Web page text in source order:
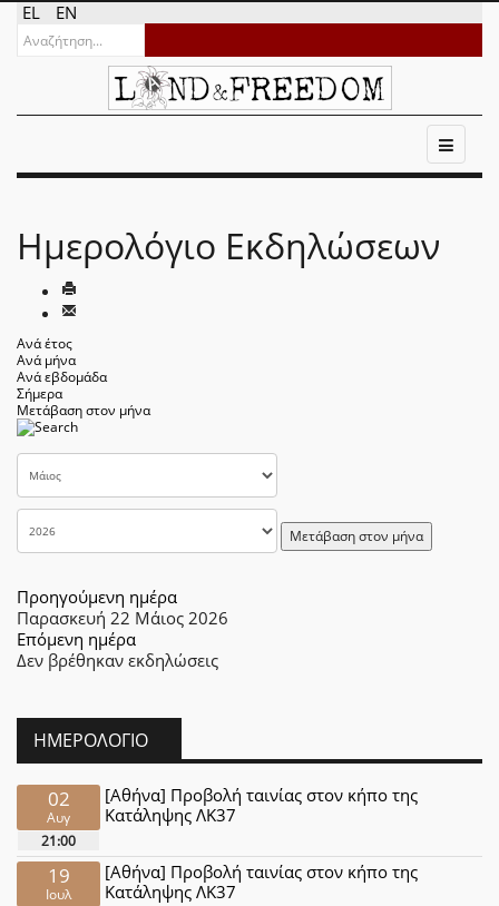
EL EN
Ημερολόγιο Εκδηλώσεων
Ανά έτος
Ανά μήνα
Ανά εβδομάδα
Σήμερα
Μετάβαση στον μήνα
Μετάβαση στον μήνα
Προηγούμενη ημέρα
Παρασκευή 22 Μάιος 2026
Επόμενη ημέρα
Δεν βρέθηκαν εκδηλώσεις
ΗΜΕΡΟΛΌΓΙΟ
02
Αυγ
21:00
[Αθήνα] Προβολή ταινίας στον κήπο της
Κατάληψης ΛΚ37
19
Ιουλ
[Αθήνα] Προβολή ταινίας στον κήπο της
Κατάληψης ΛΚ37